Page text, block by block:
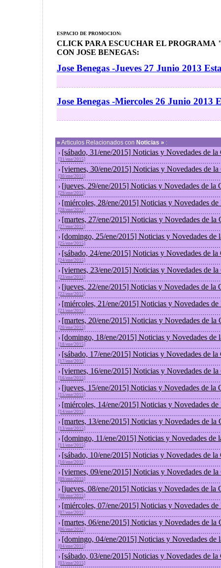
ESPACIO DE PROMOCION:
CLICK PARA ESCUCHAR EL PROGRAMA
CON JOSE BENEGAS:
Jose Benegas -Jueves 27 Junio 2013
Jose Benegas -Miercoles 26 Junio 2013
» Articulos Relacionados con Noticias » :
› [sábado, 31/ene/2015] Noticias y Novedades de la
[31/ene/2015]
› [viernes, 30/ene/2015] Noticias y Novedades de
[30/ene/2015]
› [jueves, 29/ene/2015] Noticias y Novedades de la
[29/ene/2015]
› [miércoles, 28/ene/2015] Noticias y Novedades
[28/ene/2015]
› [martes, 27/ene/2015] Noticias y Novedades de la
[27/ene/2015]
› [domingo, 25/ene/2015] Noticias y Novedades de
[25/ene/2015]
› [sábado, 24/ene/2015] Noticias y Novedades de la
[24/ene/2015]
› [viernes, 23/ene/2015] Noticias y Novedades de
[23/ene/2015]
› [jueves, 22/ene/2015] Noticias y Novedades de la
[22/ene/2015]
› [miércoles, 21/ene/2015] Noticias y Novedades
[21/ene/2015]
› [martes, 20/ene/2015] Noticias y Novedades de la
[20/ene/2015]
› [domingo, 18/ene/2015] Noticias y Novedades de
[18/ene/2015]
› [sábado, 17/ene/2015] Noticias y Novedades de la
[17/ene/2015]
› [viernes, 16/ene/2015] Noticias y Novedades de
[16/ene/2015]
› [jueves, 15/ene/2015] Noticias y Novedades de la
[15/ene/2015]
› [miércoles, 14/ene/2015] Noticias y Novedades
[14/ene/2015]
› [martes, 13/ene/2015] Noticias y Novedades de la
[13/ene/2015]
› [domingo, 11/ene/2015] Noticias y Novedades de
[11/ene/2015]
› [sábado, 10/ene/2015] Noticias y Novedades de la
[10/ene/2015]
› [viernes, 09/ene/2015] Noticias y Novedades de
[09/ene/2015]
› [jueves, 08/ene/2015] Noticias y Novedades de la
[08/ene/2015]
› [miércoles, 07/ene/2015] Noticias y Novedades
[07/ene/2015]
› [martes, 06/ene/2015] Noticias y Novedades de la
[06/ene/2015]
› [domingo, 04/ene/2015] Noticias y Novedades de
[04/ene/2015]
› [sábado, 03/ene/2015] Noticias y Novedades de la
[03/ene/2015]